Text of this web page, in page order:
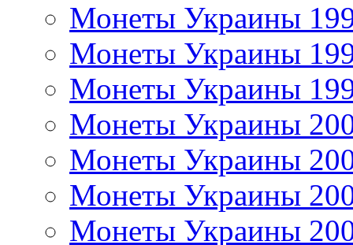
Монеты Украины
Монеты Украины
Монеты Украины
Монеты Украины
Монеты Украины
Монеты Украины
Монеты Украины